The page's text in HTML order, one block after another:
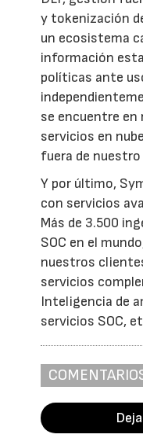
y tokenización
un ecosistema
información
políticas ante
se encuentre
servicios en
fuera de
Y por último,
con servicios
Más de 3.500
SOC en el
nuestros
servicios
Inteligencia de
servicios SOC,